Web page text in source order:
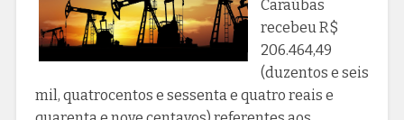
Caraúbas
recebeu R$
206.464,49
(duzentos e seis
mil, quatrocentos e sessenta e quatro reais e